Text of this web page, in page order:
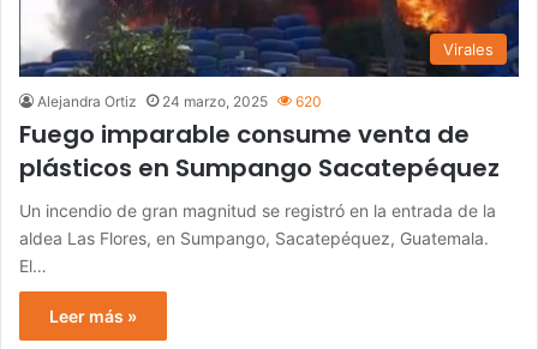
Virales
Alejandra Ortiz 24 marzo, 2025 620
Fuego imparable consume venta de
plásticos en Sumpango Sacatepéquez
Un incendio de gran magnitud se registró en la entrada de la
aldea Las Flores, en Sumpango, Sacatepéquez, Guatemala.
El…
Leer más »